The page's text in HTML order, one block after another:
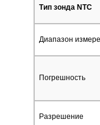
Тип зонда NTC
Диапазон
Погрешность
Разрешение